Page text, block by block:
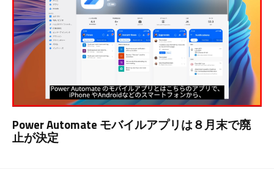
Power Automate モバイルアプリは８月末で廃
止が決定